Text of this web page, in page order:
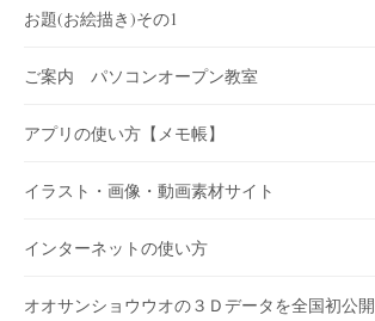
お題(お絵描き)その1
ご案内 パソコンオープン教室
アプリの使い方【メモ帳】
イラスト・画像・動画素材サイト
インターネットの使い方
オオサンショウウオの３Ｄデータを全国初公開